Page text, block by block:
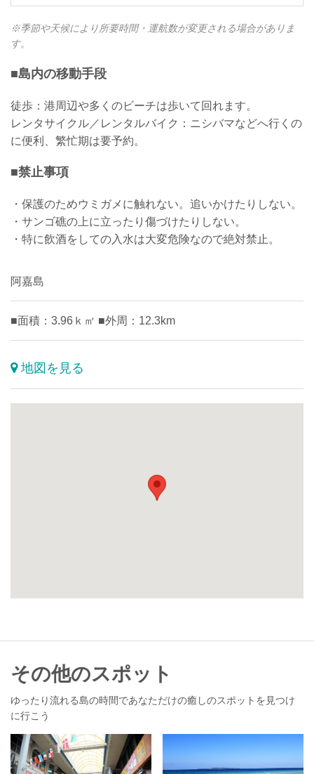
※季節や天候により所要時間・運航数が変更される場合がありま
す。
■島内の移動手段
徒歩：港周辺や多くのビーチは歩いて回れます。
レンタサイクル／レンタルバイク：ニシバマなどへ行くの
に便利、繁忙期は要予約。
■禁止事項
・保護のためウミガメに触れない。追いかけたりしない。
・サンゴ礁の上に立ったり傷づけたりしない。
・特に飲酒をしての入水は大変危険なので絶対禁止。
阿嘉島
■面積：3.96ｋ㎡ ■外周：12.3km
地図を見る
その他のスポット
ゆったり流れる島の時間であなただけの癒しのスポットを見つけ
に行こう